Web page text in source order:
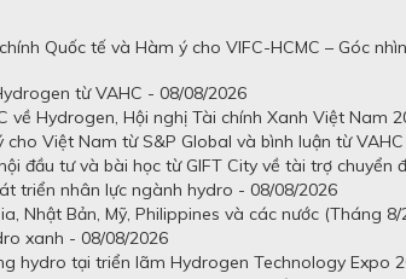
Quốc tế và Hàm ý cho VIFC-HCMC – Góc
từ VAHC - 08/08/2026
Hydrogen, Hội nghị Tài chính Xanh Việt Nam
Việt Nam từ S&P Global và bình luận từ
đầu tư và bài học từ GIFT City về tài trợ chuyển
triển nhân lực ngành hydro - 08/08/2026
Bản, Mỹ, Philippines và các nước (Tháng 8/
xanh - 08/08/2026
hydro tại triển lãm Hydrogen Technology Expo